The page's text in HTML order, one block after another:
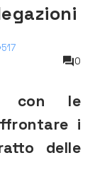
517
0
con le
i
delle